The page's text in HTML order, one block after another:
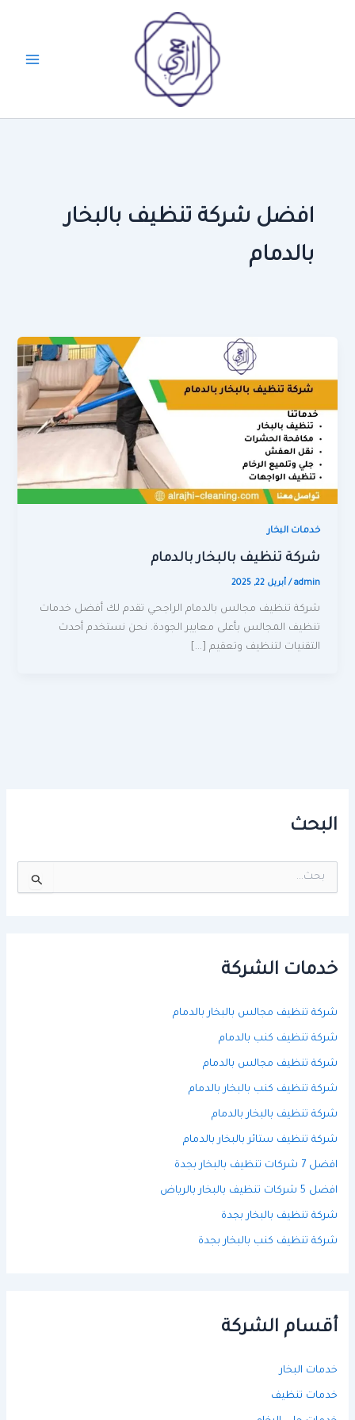
افضل شركة تنظيف بالبخار
بالدمام
خدمات البخار
شركة تنظيف بالبخار بالدمام
admin
/أبريل 22, 2025
شركة تنظيف مجالس بالدمام الراجحي تقدم لك أفضل خدمات
تنظيف المجالس بأعلى معايير الجودة. نحن نستخدم أحدث
التقنيات لتنظيف وتعقيم […]
البحث
ن
خدمات الشركة
شركة تنظيف مجالس بالبخار بالدمام
شركة تنظيف كنب بالدمام
شركة تنظيف مجالس بالدمام
شركة تنظيف كنب بالبخار بالدمام
شركة تنظيف بالبخار بالدمام
شركة تنظيف ستائر بالبخار بالدمام
افضل 7 شركات تنظيف بالبخار بجدة
افضل 5 شركات تنظيف بالبخار بالرياض
شركة تنظيف بالبخار بجدة
شركة تنظيف كنب بالبخار بجدة
أقسام الشركة
خدمات البخار
خدمات تنظيف